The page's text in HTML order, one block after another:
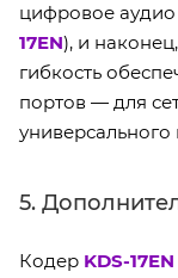
цифровое аудио
17EN), и
гибкость
портов — для
универсального
5.
Кодер KDS-17EN